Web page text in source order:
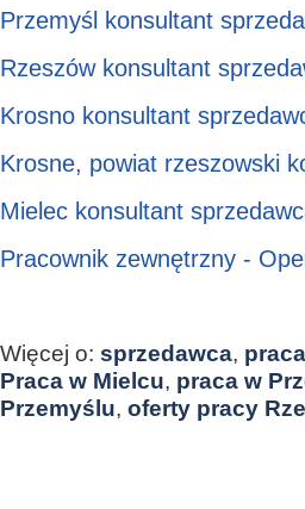
Przemyśl konsultant
Rzeszów konsultant
Krosno konsultant
Krosne, powiat rzeszowski
Mielec konsultant
Pracownik zewnętrzny -
Więcej o: sprzedawca,
Praca w Mielcu, praca w
Przemyślu, oferty pracy